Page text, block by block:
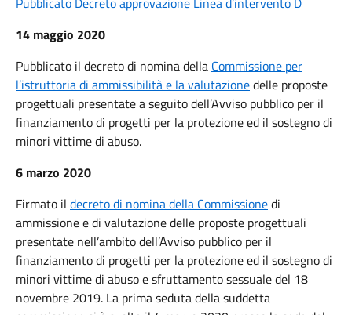
14 maggio 2020
Pubblicato il decreto di nomina della Commissione per
l’istruttoria di ammissibilità e la valutazionedelle proposte
progettuali presentate a seguito dell’Avviso pubblico per il
finanziamento di progetti per la protezione ed il sostegno di
minori vittime di abuso.
6 marzo 2020
Firmato il decreto di nomina della Commissionedi
ammissione e di valutazione delle proposte progettuali
presentate nell’ambito dell’Avviso pubblico per il
finanziamento di progetti per la protezione ed il sostegno di
minori vittime di abuso e sfruttamento sessuale del 18
novembre 2019. La prima seduta della suddetta